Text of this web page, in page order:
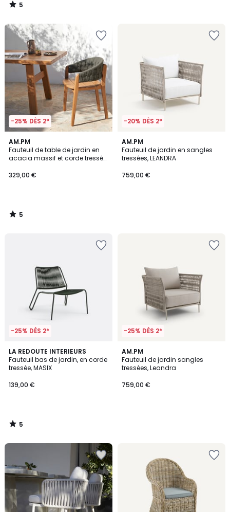
5
/
-25% DÈS 2*
AM.PM
Fauteuil de table de jardin en
acacia massif et corde tressée,
329,00 €
5
/
5
5
/
-20% DÈS 2*
AM.PM
Fauteuil de jardin en sangles
tressées, LEANDRA
759,00 €
-25% DÈS 2*
LA REDOUTE INTERIEURS
Fauteuil bas de jardin, en corde
tressée, MASIX
139,00 €
5
/
5
5
/
-25% DÈS 2*
AM.PM
Fauteuil de jardin sangles
tressées, Leandra
759,00 €